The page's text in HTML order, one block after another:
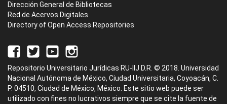
Dirección General de Bibliotecas
Red de Acervos Digitales
Directory of Open Access Repositories
Repositorio Universitario Jurídicas RU-IIJ D.R. © 2018. Universidad
Nacional Autónoma de México, Ciudad Universitaria, Coyoacán, C.
P. 04510, Ciudad de México, México. Este sitio web puede ser
utilizado con fines no lucrativos siempre que se cite la fuente de